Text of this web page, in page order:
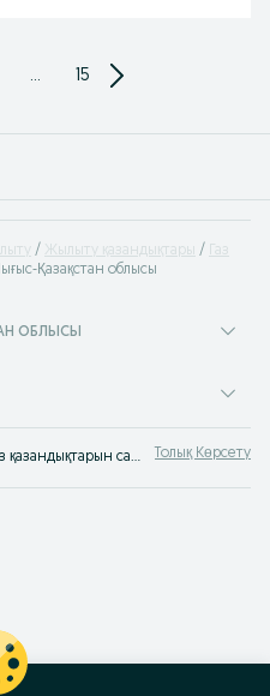
... 15
Жылыту қазандықтары
Газ
Қазақстан облысы
ОБЛЫСЫ
Шығыс-Қазақстан облысы жерінен газ қазандықтарын сатып алу ⭐ Жылуға арналған бағасы арзан газ қазандықтары ✅ Үйге арналған газ қазандығын OLX.kz-тен сатып алу Толық Көрсету